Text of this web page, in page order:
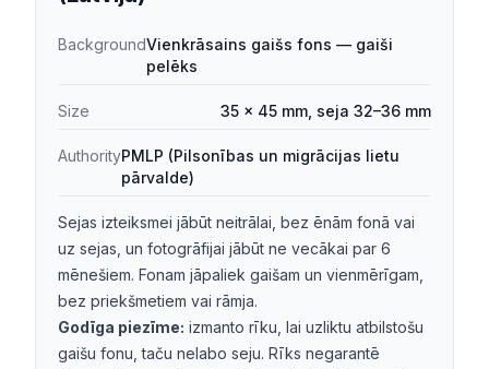
BackgroundVienkrāsains gaišs fons — gaiši
pelēks
Size 35 × 45 mm, seja 32–36 mm
AuthorityPMLP (Pilsonības un migrācijas lietu
pārvalde)
Sejas izteiksmei jābūt neitrālai, bez ēnām fonā vai
uz sejas, un fotogrāfijai jābūt ne vecākai par 6
mēnešiem. Fonam jāpaliek gaišam un vienmērīgam,
bez priekšmetiem vai rāmja.
Godīga piezīme: izmanto rīku, lai uzliktu atbilstošu
gaišu fonu, taču nelabo seju. Rīks negarantē